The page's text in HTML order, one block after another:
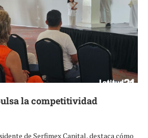
la competitividad
de Serfimex Capital, destaca cómo